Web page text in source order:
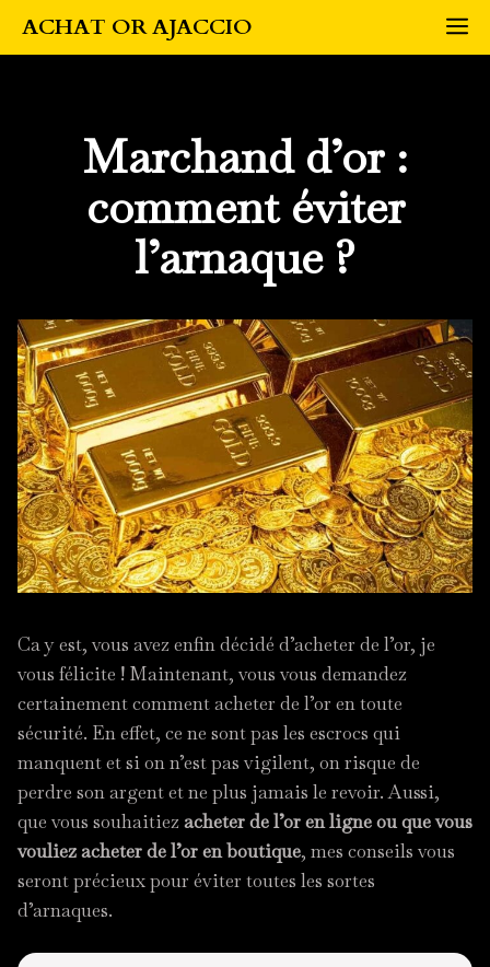
ACHAT OR AJACCIO
Marchand d’or :
comment éviter
l’arnaque ?
Ca y est, vous avez enfin décidé d’acheter de l’or, je
vous félicite ! Maintenant, vous vous demandez
certainement comment acheter de l’or en toute
sécurité. En effet, ce ne sont pas les escrocs qui
manquent et si on n’est pas vigilent, on risque de
perdre son argent et ne plus jamais le revoir. Aussi,
que vous souhaitiezacheter de l’or en ligne ou que vous
vouliez acheter de l’or en boutique, mes conseils vous
seront précieux pour éviter toutes les sortes
d’arnaques.